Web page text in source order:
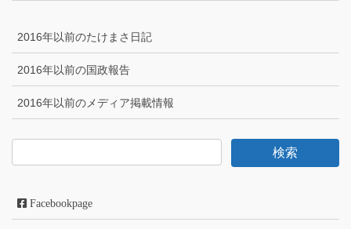
2016年以前のたけまさ日記
2016年以前の国政報告
2016年以前のメディア掲載情報
Facebookpage